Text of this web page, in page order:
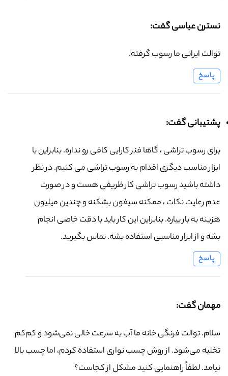
نسترن عباسی گفت:
توالت ایرانی ما رسوب گرفته.
پاسخ
پشتیبانی گفت:
برای رسوب تراشی ، گاها فنر کارایی کافی رو نداره. بنابراین با
ابزار مناسب دیگری اقدام به رسوب تراشی می کنیم. در نظر
داشته باشید رسوب تراشی کار ظریفی هست و در صورت
عدم رعایت نکات ، ممکنه سیفون بشکنه و چندین میلیون
هزینه به بار بیاره. بنابراین این کار باید با دقت خاصی انجام
بشه و از ابزار مناسبی استفاده بشه. تماس بگیرید.
پاسخ
مهمان گفت:
سلام. توالت فرنگی خانه ما آب به سرعت خالی نمی‌شود و کم‌کم
تخلیه می‌شود. از روش چسب نواری استفاده کردم، اما چسب بالا
نیامد. لطفاً راهنمایی کنید مشکل از کجاست؟